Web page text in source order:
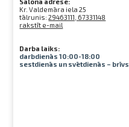
Kr. Valdemāra iela 25
tālrunis:29463111, 67331148
rakstīt e-mail
Darba laiks:
darbdienās 10:00-18:00
sestdienās un svētdienās – brīvs